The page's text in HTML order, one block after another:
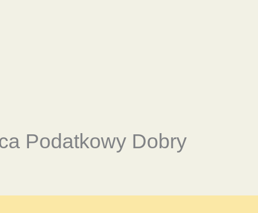
Podatkowy Dobry